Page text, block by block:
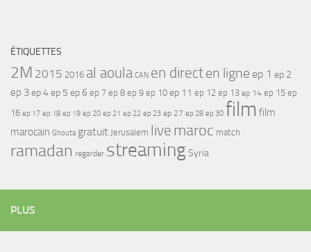
ÉTIQUETTES
2M 2015 2016 al aoula CAN en directen ligne ep 1 ep 2
ep 3ep 4ep 5 ep 6 ep 7 ep 8 ep 9 ep 10 ep 11 ep 12 ep 13 ep 14 ep 15 ep
16 ep 17 ep 18 ep 19 ep 20 ep 21 ep 22 ep 23 ep 27 ep 28 ep 30 film film
marocain Ghouta gratuit Jerusalem live maroc match
ramadan regarder streamingSyria
PLUS